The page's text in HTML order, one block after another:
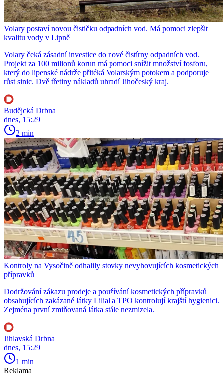
Volary postaví novou čističku odpadních vod. Má pomoci zlepšit
kvalitu vody v Lipně
Volary čeká zásadní investice do nové čistírny odpadních vod.
Projekt za 100 milionů korun má pomoci snížit množství fosforu,
který do lipenské nádrže přitéká Volarským potokem a podporuje
růst sinic. Dvě třetiny nákladů uhradí Jihočeský kraj.
Budějcká Drbna
dnes, 15:29
2 min
Kontroly na Vysočině odhalily stovky nevyhovujících kosmetických
přípravků
Dodržování zákazu prodeje a používání kosmetických přípravků
obsahujících zakázané látky Lilial a TPO kontrolují krajští hygienici.
Zejména první zmiňovaná látka stále nezmizela.
Jihlavská Drbna
dnes, 15:29
1 min
Reklama